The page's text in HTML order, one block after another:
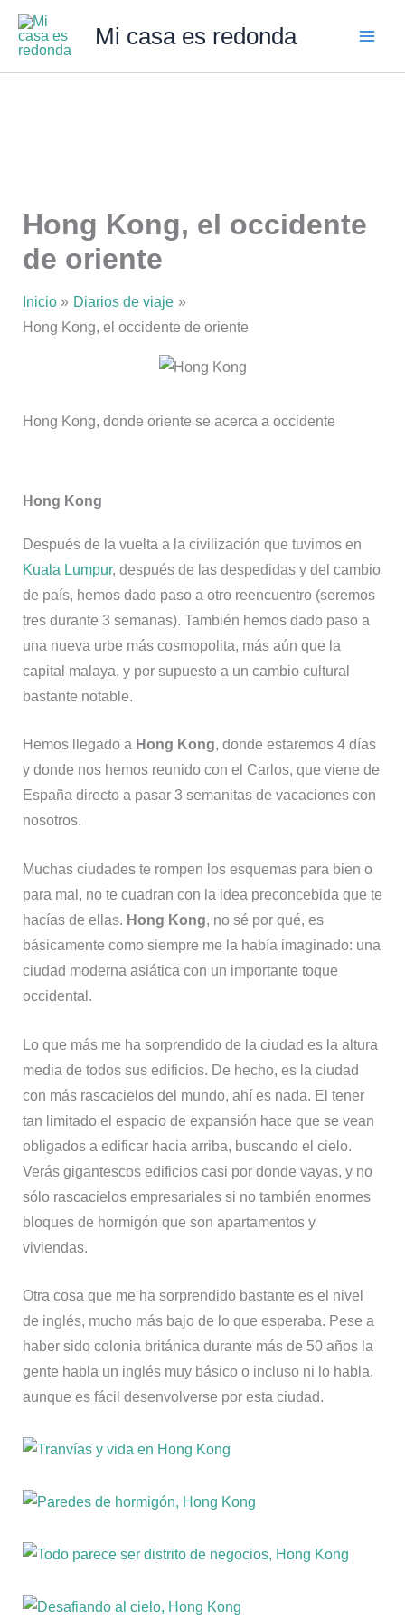
Mi casa es redonda
Hong Kong, el occidente
de oriente
Inicio
Diarios de viaje
Hong Kong, el occidente de oriente
Hong Kong, donde oriente se acerca a occidente
Hong Kong
Después de la vuelta a la civilización que tuvimos en
Kuala Lumpur, después de las despedidas y del cambio
de país, hemos dado paso a otro reencuentro (seremos
tres durante 3 semanas). También hemos dado paso a
una nueva urbe más cosmopolita, más aún que la
capital malaya, y por supuesto a un cambio cultural
bastante notable.
Hemos llegado a Hong Kong, donde estaremos 4 días
y donde nos hemos reunido con el Carlos, que viene de
España directo a pasar 3 semanitas de vacaciones con
nosotros.
Muchas ciudades te rompen los esquemas para bien o
para mal, no te cuadran con la idea preconcebida que te
hacías de ellas. Hong Kong, no sé por qué, es
básicamente como siempre me la había imaginado: una
ciudad moderna asiática con un importante toque
occidental.
Lo que más me ha sorprendido de la ciudad es la altura
media de todos sus edificios. De hecho, es la ciudad
con más rascacielos del mundo, ahí es nada. El tener
tan limitado el espacio de expansión hace que se vean
obligados a edificar hacia arriba, buscando el cielo.
Verás gigantescos edificios casi por donde vayas, y no
sólo rascacielos empresariales si no también enormes
bloques de hormigón que son apartamentos y
viviendas.
Otra cosa que me ha sorprendido bastante es el nivel
de inglés, mucho más bajo de lo que esperaba. Pese a
haber sido colonia británica durante más de 50 años la
gente habla un inglés muy básico o incluso ni lo habla,
aunque es fácil desenvolverse por esta ciudad.